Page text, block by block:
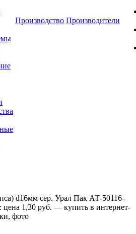
Производство Производители
d16мм сер. Урал Пак АТ-50116-
цена 1,30 руб. — купить в интернет-
фото